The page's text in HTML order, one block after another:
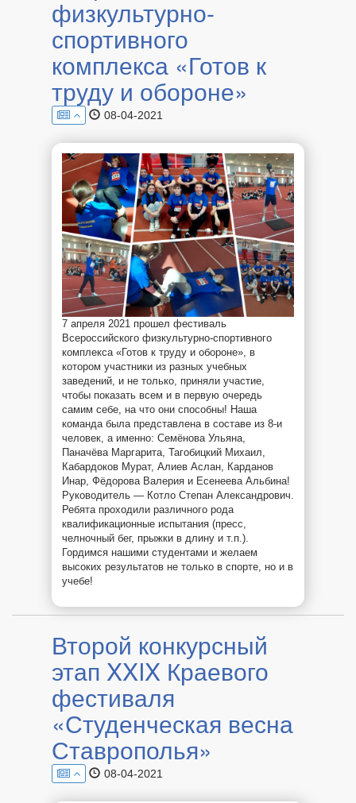
физкультурно-
спортивного
комплекса «Готов к
труду и обороне»
08-04-2021
7 апреля 2021 прошел фестиваль
Всероссийского физкультурно-спортивного
комплекса «Готов к труду и обороне», в
котором участники из разных учебных
заведений, и не только, приняли участие,
чтобы показать всем и в первую очередь
самим себе, на что они способны! Наша
команда была представлена в составе из 8-и
человек, а именно: Семёнова Ульяна,
Паначёва Маргарита, Тагобицкий Михаил,
Кабардоков Мурат, Алиев Аслан, Карданов
Инар, Фёдорова Валерия и Есенеева Альбина!
Руководитель — Котло Степан Александрович.
Ребята проходили различного рода
квалификационные испытания (пресс,
челночный бег, прыжки в длину и т.п.).
Гордимся нашими студентами и желаем
высоких результатов не только в спорте, но и в
учебе!
Второй конкурсный
этап​ XXIX Краевого
фестиваля
«Студенческая весна
Ставрополья»
08-04-2021